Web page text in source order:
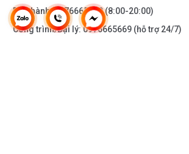
Bảo hành:0976665669(8:00-20:00)
Công trình/Đại lý:0976665669 (hỗ trợ 24/7)